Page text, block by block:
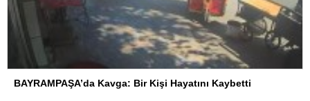
BAYRAMPAŞA’da Kavga: Bir Kişi Hayatını Kaybetti